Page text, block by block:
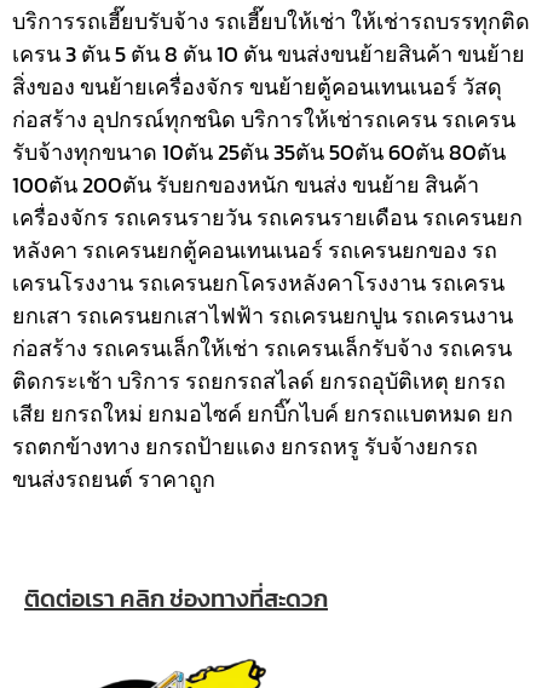
บริการรถเฮี๊ยบรับจ้าง รถเฮี๊ยบให้เช่า ให้เช่ารถบรรทุกติด
เครน 3 ตัน 5 ตัน 8 ตัน 10 ตัน ขนส่งขนย้ายสินค้า ขนย้าย
สิ่งของ ขนย้ายเครื่องจักร ขนย้ายตู้คอนเทนเนอร์ วัสดุ
ก่อสร้าง อุปกรณ์ทุกชนิดบริการให้เช่ารถเครน รถเครน
รับจ้างทุกขนาด 10ตัน 25ตัน 35ตัน 50ตัน 60ตัน 80ตัน
100ตัน 200ตัน รับยกของหนัก ขนส่ง ขนย้าย สินค้า
เครื่องจักร รถเครนรายวัน รถเครนรายเดือน รถเครนยก
หลังคา รถเครนยกตู้คอนเทนเนอร์ รถเครนยกของ รถ
เครนโรงงาน รถเครนยกโครงหลังคาโรงงาน รถเครน
ยกเสา รถเครนยกเสาไฟฟ้า รถเครนยกปูน รถเครนงาน
ก่อสร้าง รถเครนเล็กให้เช่า รถเครนเล็กรับจ้าง รถเครน
ติดกระเช้าบริการ รถยกรถสไลด์ ยกรถอุบัติเหตุ ยกรถ
เสีย ยกรถใหม่ ยกมอไซค์ ยกบิ๊กไบค์ ยกรถแบตหมด ยก
รถตกข้างทาง ยกรถป้ายแดง ยกรถหรู รับจ้างยกรถ
ขนส่งรถยนต์ ราคาถูก
ติดต่อเรา คลิก ช่องทางที่สะดวก